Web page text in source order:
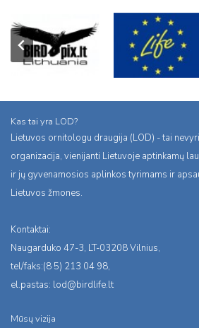
Kas tai yra LOD?
Lietuvos ornitologu draugija (LOD) - tai
organizacija, vienijanti Lietuvoje aptinkamų
ir jų gyvenamosios aplinkos tyrimams ir
Lietuvos žmones.
Kontaktai:
Naugarduko 47-3, LT-03208 Vilnius,
tel/faks:(8 5) 213 04 98,
el.pastas: lod@birdlife.lt
Mūsų vizija